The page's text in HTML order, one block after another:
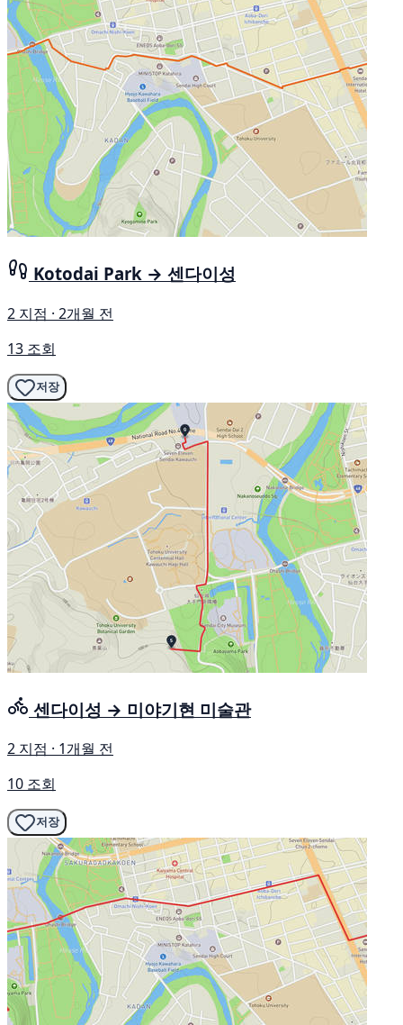
Kotodai Park → 센다이성
2 지점 · 2개월 전
13 조회
저장
센다이성 → 미야기현 미술관
2 지점 · 1개월 전
10 조회
저장